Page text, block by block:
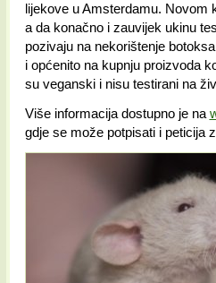
lijekove u Amsterdamu. Novom
a da konačno i zauvijek ukinu
pozivaju na nekorištenje
i općenito na kupnju proizvoda
su veganski i nisu testirani na
Više informacija dostupno je na
gdje se može potpisati i peticija